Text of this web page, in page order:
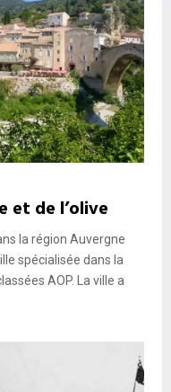
et de l’olive
la région Auvergne
spécialisée dans la
AOP. La ville a